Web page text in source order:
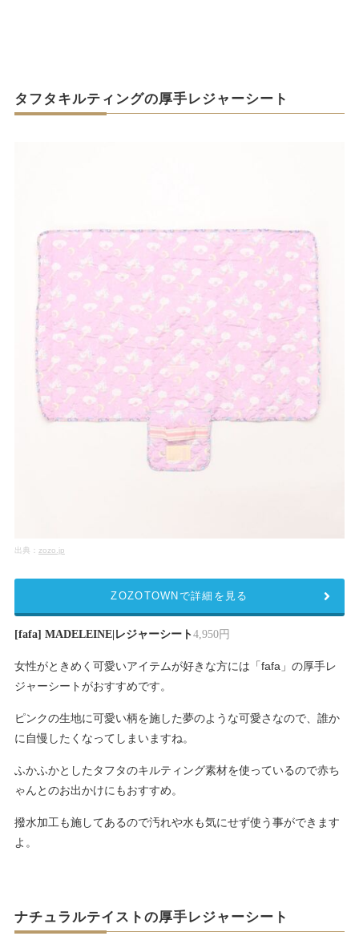
タフタキルティングの厚手レジャーシート
出典： zozo.jp
[fafa] MADELEINE|レジャーシート4,950円
女性がときめく可愛いアイテムが好きな方には「fafa」の厚手レ
ジャーシートがおすすめです。
ピンクの生地に可愛い柄を施した夢のような可愛さなので、誰か
に自慢したくなってしまいますね。
ふかふかとしたタフタのキルティング素材を使っているので赤ち
ゃんとのお出かけにもおすすめ。
撥水加工も施してあるので汚れや水も気にせず使う事ができます
よ。
ZOZOTOWNで詳細を見る
ナチュラルテイストの厚手レジャーシート